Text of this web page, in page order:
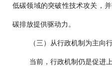
低碳领域的突破性技术攻关，
碳排放提供驱动力。
（三）从行政机制为主向
当前，行政机制仍是促进